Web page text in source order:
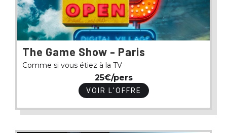
The Game Show - Paris
Comme si vous étiez à la TV
25€/pers
VOIR L'OFFRE